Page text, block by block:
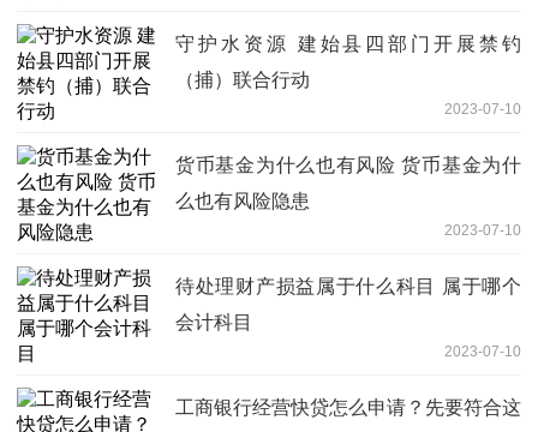
守护水资源 建始县四部门开展禁钓
（捕）联合行动
2023-07-10
货币基金为什么也有风险 货币基金为什
么也有风险隐患
2023-07-10
待处理财产损益属于什么科目 属于哪个
会计科目
2023-07-10
工商银行经营快贷怎么申请？先要符合这